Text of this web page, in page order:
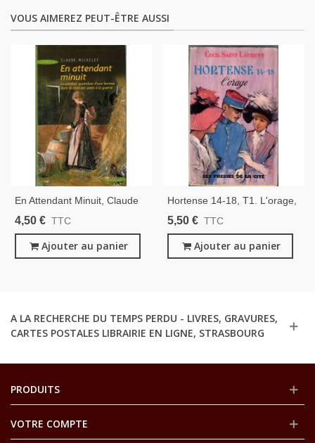
VOUS AIMEREZ PEUT-ÊTRE AUSSI
En Attendant Minuit, Claude
Michelet, 2005 -, Corrèze,
Sur Le Front, Paysannes
Seules À L'arrière
4,50 € TTC
Ajouter au panier
Hortense 14-18, T1. L'orage,
Cecil Saint-Laurent, 1963 -
5,50 € TTC
Ajouter au panier
A LA RECHERCHE DU TEMPS PERDU - LIVRES, GRAVURES,
CARTES POSTALES LIBRAIRIE EN LIGNE, STRASBOURG
PRODUITS
VOTRE COMPTE